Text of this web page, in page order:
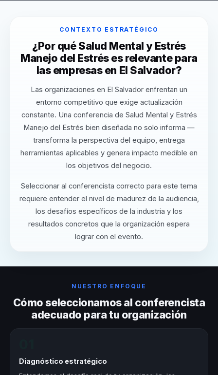
CONTEXTO ESTRATÉGICO
¿Por qué Salud Mental y Estrés
Manejo del Estrés es relevante para
las empresas en El Salvador?
Las organizaciones en El Salvador enfrentan un
entorno competitivo que exige actualización
constante. Una conferencia de Salud Mental y Estrés
Manejo del Estrés bien diseñada no solo informa —
transforma la perspectiva del equipo, entrega
herramientas aplicables y genera impacto medible en
los objetivos del negocio.
Seleccionar al conferencista correcto para este tema
requiere entender el nivel de madurez de la audiencia,
los desafíos específicos de la industria y los
resultados concretos que la organización espera
lograr con el evento.
NUESTRO ENFOQUE
Cómo seleccionamos al conferencista
adecuado para tu organización
Diagnóstico estratégico